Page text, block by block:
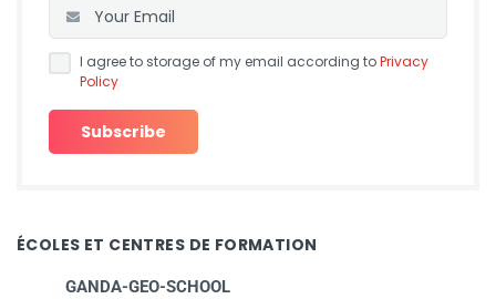
I agree to storage of my email according toPrivacy
Policy
ÉCOLES ET CENTRES DE FORMATION
GANDA-GEO-SCHOOL